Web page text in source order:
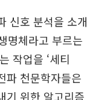
신호 분석을 소개
명체라고 부르는
작업을 ‘세티
파 천문학자들은
기 위한 알고리즘